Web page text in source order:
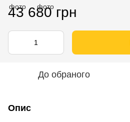
43 680 грн
До обраного
Опис